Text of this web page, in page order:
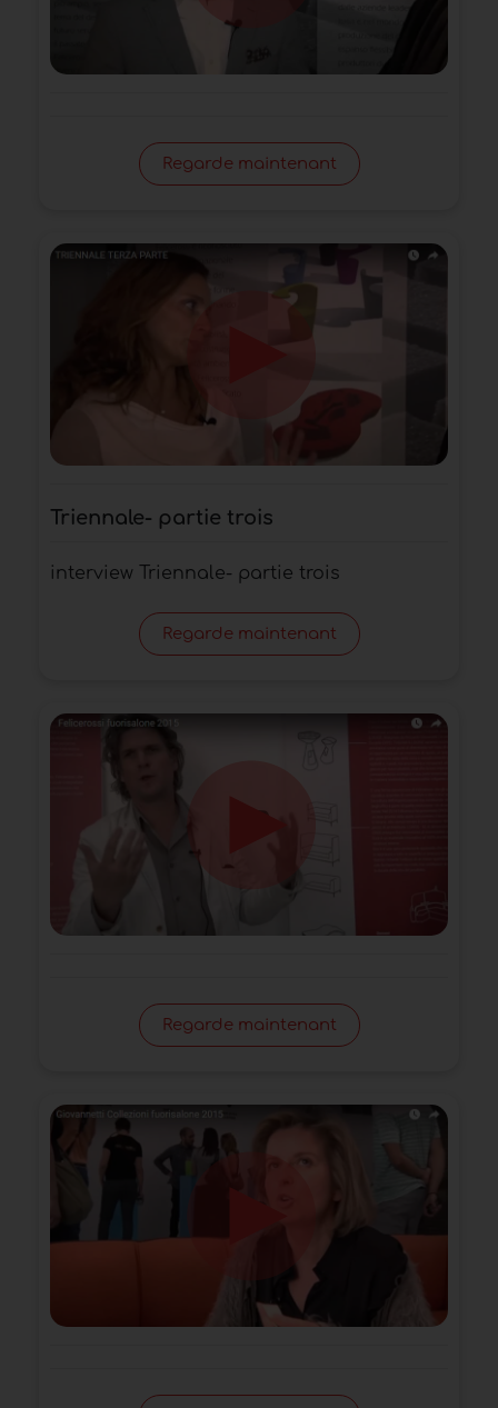
Regarde maintenant
Triennale- partie trois
interview Triennale- partie trois
Regarde maintenant
Regarde maintenant